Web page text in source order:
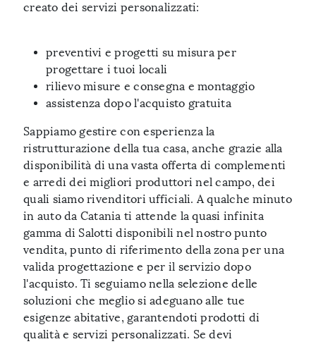
creato dei servizi personalizzati:
preventivi e progetti su misura per
progettare i tuoi locali
rilievo misure e consegna e montaggio
assistenza dopo l'acquisto gratuita
Sappiamo gestire con esperienza la
ristrutturazione della tua casa, anche grazie alla
disponibilità di una vasta offerta di complementi
e arredi dei migliori produttori nel campo, dei
quali siamo rivenditori ufficiali. A qualche minuto
in auto da Catania ti attende la quasi infinita
gamma di Salotti disponibili nel nostro punto
vendita, punto di riferimento della zona per una
valida progettazione e per il servizio dopo
l'acquisto. Ti seguiamo nella selezione delle
soluzioni che meglio si adeguano alle tue
esigenze abitative, garantendoti prodotti di
qualità e servizi personalizzati. Se devi